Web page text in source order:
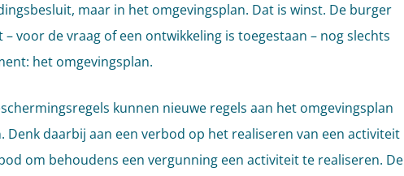
maar in het omgevingsplan. Dat is winst. De burger
– voor de vraag of een ontwikkeling is toegestaan – nog slechts
het omgevingsplan.
kunnen nieuwe regels aan het omgevingsplan
Denk daarbij aan een verbod op het realiseren van een activiteit
om behoudens een vergunning een activiteit te realiseren. De